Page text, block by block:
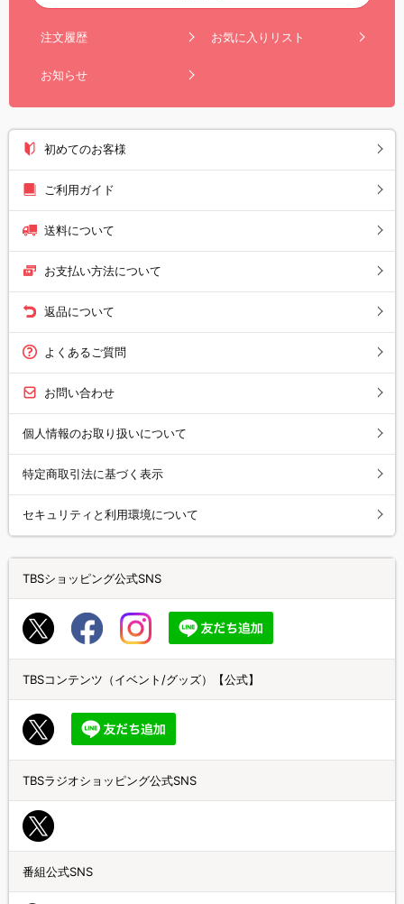
注文履歴 お気に入りリスト
お知らせ
初めてのお客様
ご利用ガイド
送料について
お支払い方法について
返品について
よくあるご質問
お問い合わせ
個人情報のお取り扱いについて
特定商取引法に基づく表示
セキュリティと利用環境について
TBSショッピング公式SNS
TBSコンテンツ（イベント/グッズ）【公式】
TBSラジオショッピング公式SNS
番組公式SNS